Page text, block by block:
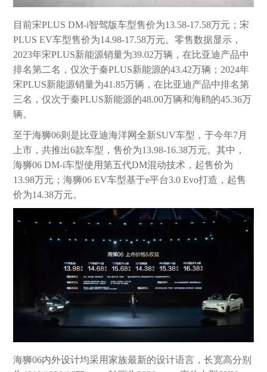
目前宋PLUS DM-i智驾版车型售价为13.58-17.58万元；宋
PLUS EV车型售价为14.98-17.58万元。零售数据显示，
2023年宋PLUS新能源销量为39.02万辆，在比亚迪产品中
排名第二名，仅次于秦PLUS新能源的43.42万辆；2024年
宋PLUS新能源销量为41.85万辆，在比亚迪产品中排名第
三名，仅次于秦PLUS新能源的48.00万辆和海鸥的45.36万
辆。
至于海狮06则是比亚迪海洋网全新SUV车型，于今年7月
上市，共推出6款车型，售价为13.98-16.38万元。其中，
海狮06 DM-i车型使用第五代DM混动技术，起售价为
13.98万元；海狮06 EV车型基于e平台3.0 Evo打造，起售
价为14.38万元。
海狮06内外设计均采用家族最新的设计语言，长宽高分别